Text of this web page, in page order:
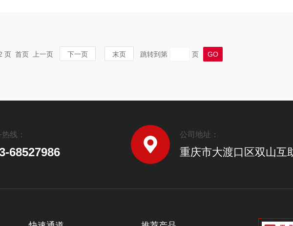
页 首页 上一页 下一页 末页 跳转到第 页
线：
68527986
公司地址：
重庆市大渡口区双山互